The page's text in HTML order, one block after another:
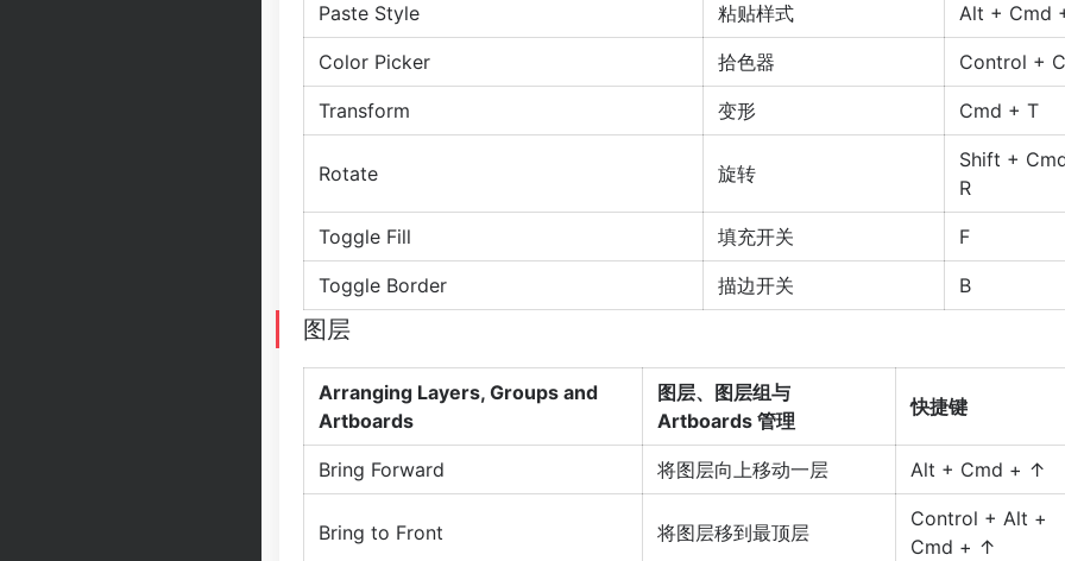
Paste Style 粘贴样式 Alt + Cmd
Color Picker 拾色器 Control + C
Transform 变形 Cmd + T
Rotate 旋转
Shift +
R
Toggle Fill 填充开关 F
Toggle Border 描边开关 B
图层
Arranging Layers, Groups and
Artboards
图层、图层组与
Artboards 管理
快捷键
Bring Forward 将图层向上移动一层 Alt + Cmd + ↑
Bring to Front 将图层移到最顶层
Control + Alt +
Cmd + ↑